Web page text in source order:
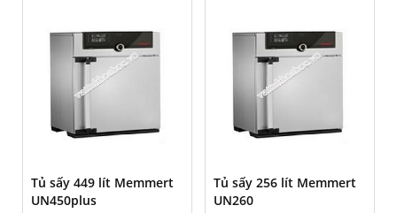
Tủ sấy 449 lít Memmert
UN450plus
Tủ sấy 256 lít Memmert
UN260